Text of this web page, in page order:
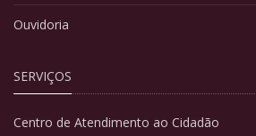
Ouvidoria
SERVIÇOS
Centro de Atendimento ao Cidadão